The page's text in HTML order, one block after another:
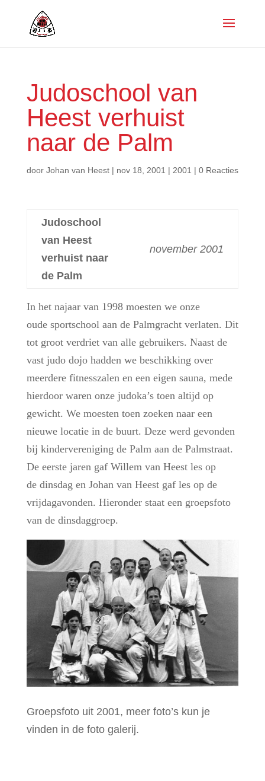
Judoschool van
Heest verhuist
naar de Palm
door Johan van Heest| nov 18, 2001 | 2001 | 0 Reacties
Judoschool
van Heest
verhuist naar
de Palm
november 2001
In het najaar van 1998 moesten we onze
oude sportschool aan de Palmgracht verlaten. Dit
tot groot verdriet van alle gebruikers. Naast de
vast judo dojo hadden we beschikking over
meerdere fitnesszalen en een eigen sauna, mede
hierdoor waren onze judoka’s toen altijd op
gewicht. We moesten toen zoeken naar een
nieuwe locatie in de buurt. Deze werd gevonden
bij kindervereniging de Palm aan de Palmstraat.
De eerste jaren gaf Willem van Heest les op
de dinsdag en Johan van Heest gaf les op de
vrijdagavonden. Hieronder staat een groepsfoto
van de dinsdaggroep.
Groepsfoto uit 2001, meer foto’s kun je
vinden in de foto galerij.